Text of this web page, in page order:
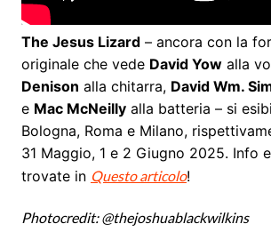
The Jesus Lizard– ancora con la
originale che vede David Yowalla
Denison alla chitarra, David Wm.
e Mac McNeillyalla batteria – si
Bologna, Roma e Milano,
31 Maggio, 1 e 2 Giugno 2025. Info
trovate in Questo articolo!
Photocredit: @thejoshuablackwilkins